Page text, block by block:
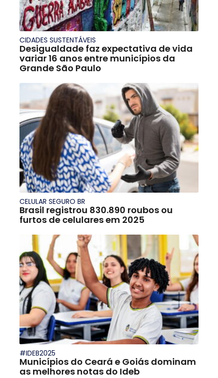
CIDADES SUSTENTÁVEIS
Desigualdade faz expectativa de vida
variar 16 anos entre municípios da
Grande São Paulo
CELULAR SEGURO BR
Brasil registrou 830.890 roubos ou
furtos de celulares em 2025
#IDEB2025
Municípios do Ceará e Goiás dominam
as melhores notas do Ideb